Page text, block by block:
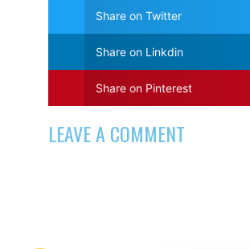
Share on Twitter
Share on Linkdin
Share on Pinterest
LEAVE A COMMENT